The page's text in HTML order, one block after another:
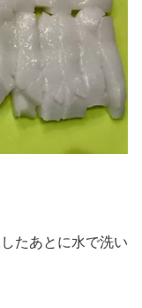
たあとに水で洗い